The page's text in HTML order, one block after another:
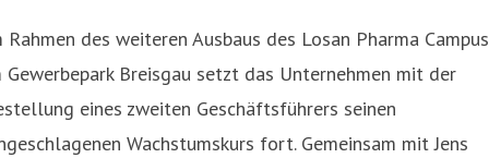
Rahmen des weiteren Ausbaus des Losan Pharma Campus
Gewerbepark Breisgau setzt das Unternehmen mit der
eines zweiten Geschäftsführers seinen
Wachstumskurs fort. Gemeinsam mit Jens